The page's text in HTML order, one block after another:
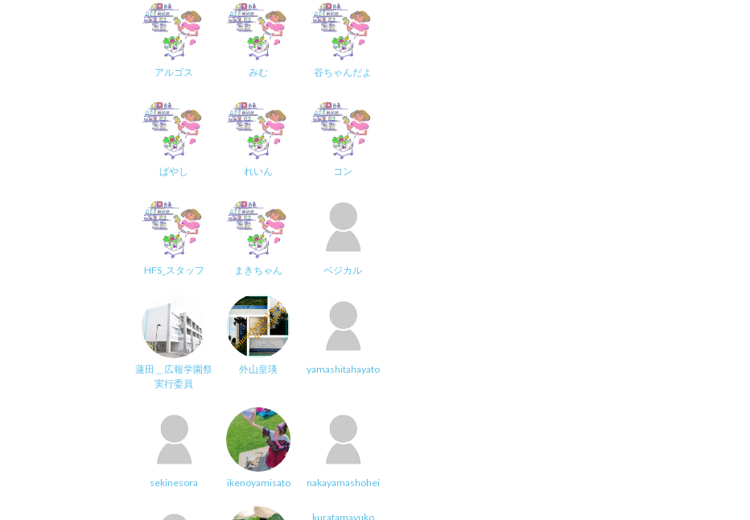
アルゴス みむ 谷ちゃんだよ
ばやし れいん コン
HFS_スタッフ まきちゃん ベジカル
蓮田＿広報学園祭
実行委員
外山皇瑛 yamashitahayato
sekinesora ikenoyamisato nakayamashohei
kuratamayuko